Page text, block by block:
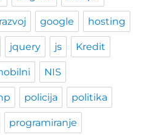
google hosting
jquery js Kredit
NIS
policija politika
programiranje